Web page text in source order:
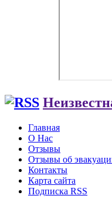
Главная
О Нас
Отзывы
Отзывы об
Контакты
Карта сайта
Подписка RSS